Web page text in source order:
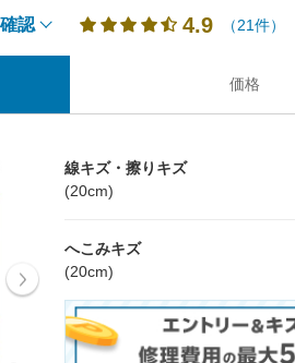
認 4.9 （21件）
価格
線キズ・擦りキズ
(20cm)
へこみキズ
(20cm)